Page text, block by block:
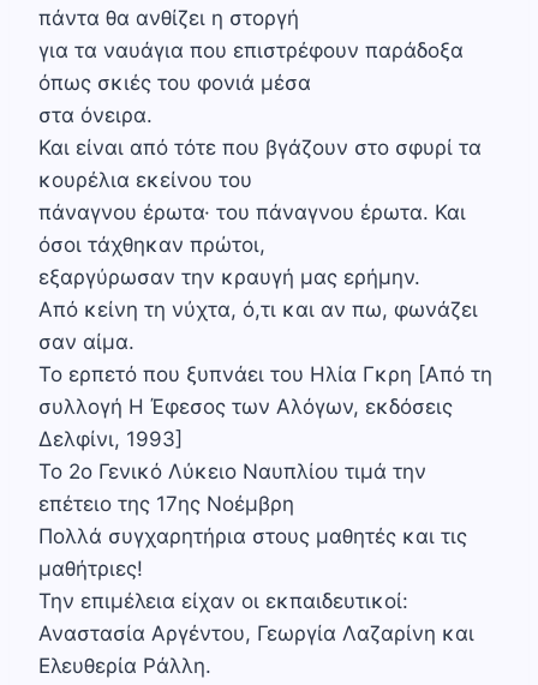
πάντα θα ανθίζει η στοργή
για τα ναυάγια που επιστρέφουν παράδοξα
όπως σκιές του φονιά μέσα
στα όνειρα.
Και είναι από τότε που βγάζουν στο σφυρί τα
κουρέλια εκείνου του
πάναγνου έρωτα· του πάναγνου έρωτα. Και
όσοι τάχθηκαν πρώτοι,
εξαρ­γύρωσαν την κραυγή μας ερήμην.
Από κείνη τη νύχτα, ό,τι και αν πω, φωνάζει
σαν αίμα.
Το ερπετό που ξυπνάει του Ηλία Γκρη [Από τη
συλλογή Η Έφεσος των Αλόγων, εκδόσεις
Δελφίνι, 1993]
Το 2ο Γενικό Λύκειο Ναυπλίου τιμά την
επέτειο της 17ης Νοέμβρη
Πολλά συγχαρητήρια στους μαθητές και τις
μαθήτριες!
Την επιμέλεια είχαν οι εκπαιδευτικοί:
Αναστασία Αργέντου, Γεωργία Λαζαρίνη και
Ελευθερία Ράλλη.